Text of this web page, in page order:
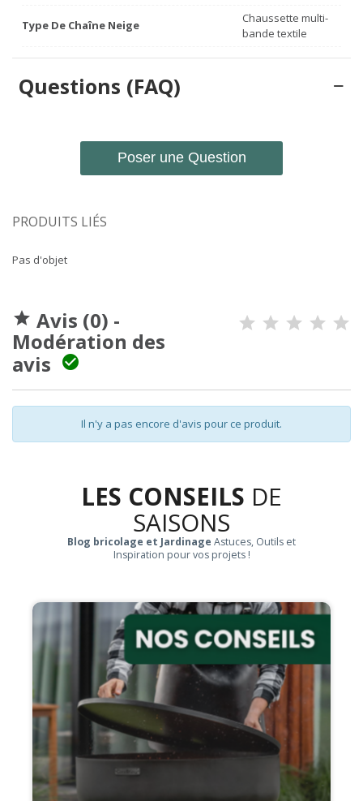
Type De Chaîne Neige
Chaussette multi-
bande textile
Questions (FAQ)
Poser une Question
PRODUITS LIÉS
Pas d'objet
 Avis (0) -
Modération des
avis

Il n'y a pas encore d'avis pour ce produit.
LES CONSEILS DE
SAISONS
Blog bricolage et Jardinage Astuces, Outils et
Inspiration pour vos projets !